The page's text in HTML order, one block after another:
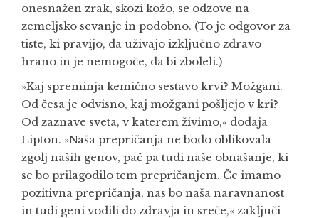
onesnažen zrak, skozi kožo, se odzove na
zemeljsko sevanje in podobno. (To je odgovor za
tiste, ki pravijo, da uživajo izključno zdravo
hrano in je nemogoče, da bi zboleli.)
»Kaj spreminja kemično sestavo krvi? Možgani.
Od česa je odvisno, kaj možgani pošljejo v kri?
Od zaznave sveta, v katerem živimo,« dodaja
Lipton. »Naša prepričanja ne bodo oblikovala
zgolj naših genov, pač pa tudi naše obnašanje, ki
se bo prilagodilo tem prepričanjem. Če imamo
pozitivna prepričanja, nas bo naša naravnanost
in tudi geni vodili do zdravja in sreče,« zaključi